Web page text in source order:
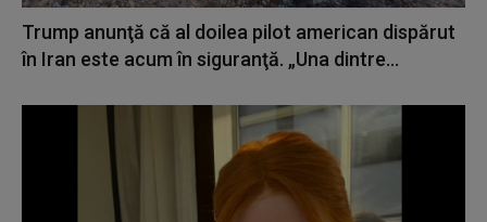
Trump anunţă că al doilea pilot american dispărut
în Iran este acum în siguranţă. „Una dintre...